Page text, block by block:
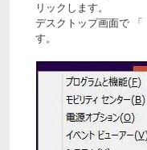
リックします。
デスクトップ画面で 「
す。